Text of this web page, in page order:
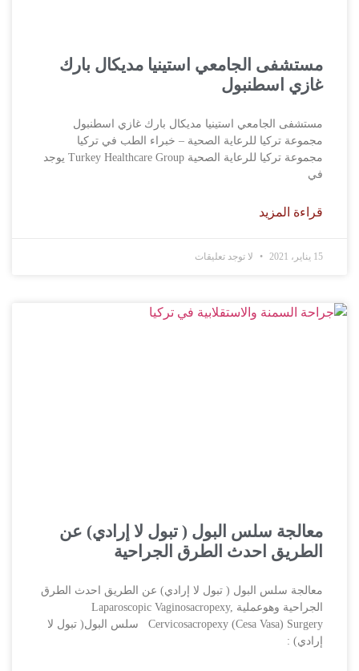
مستشفى الجامعي استينيا مديكال بارك
غازي اسطنبول
مستشفى الجامعي استينيا مديكال بارك غازي اسطنبول
مجموعة تركيا للرعاية الصحية – خبراء الطب في تركيا
مجموعة تركيا للرعاية الصحية Turkey Healthcare Group يوجد
في
قراءة المزيد
15 يناير، 2021 لا توجد تعليقات
معالجة سلس البول ( تبول لا إرادي) عن
الطريق احدث الطرق الجراحية
معالجة سلس البول ( تبول لا إرادي) عن الطريق احدث الطرق
الجراحية وهوعملية Laparoscopic Vaginosacropexy,
Cervicosacropexy (Cesa Vasa) Surgery سلس البول( تبول لا
إرادي) :